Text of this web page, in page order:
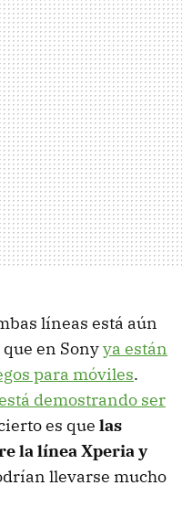
líneas está aún
en Sonyya están
para móviles.
demostrando ser
es que las
la línea Xperia y
llevarse mucho